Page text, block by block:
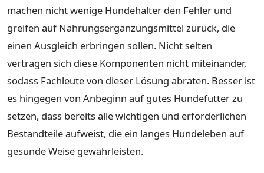
machen nicht wenige Hundehalter den Fehler und
greifen auf Nahrungsergänzungsmittel zurück, die
einen Ausgleich erbringen sollen. Nicht selten
vertragen sich diese Komponenten nicht miteinander,
sodass Fachleute von dieser Lösung abraten. Besser ist
es hingegen von Anbeginn auf gutes Hundefutter zu
setzen, dass bereits alle wichtigen und erforderlichen
Bestandteile aufweist, die ein langes Hundeleben auf
gesunde Weise gewährleisten.